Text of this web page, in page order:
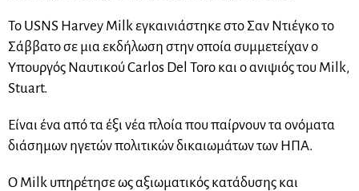
Το USNS Harvey Milk εγκαινιάστηκε στο Σαν Ντιέγκο το
Σάββατο σε μια εκδήλωση στην οποία συμμετείχαν ο
Υπουργός Ναυτικού Carlos Del Toro και ο ανιψιός του Milk,
Stuart.
Είναι ένα από τα έξι νέα πλοία που παίρνουν τα ονόματα
διάσημων ηγετών πολιτικών δικαιωμάτων των ΗΠΑ.
Ο Milk υπηρέτησε ως αξιωματικός κατάδυσης και